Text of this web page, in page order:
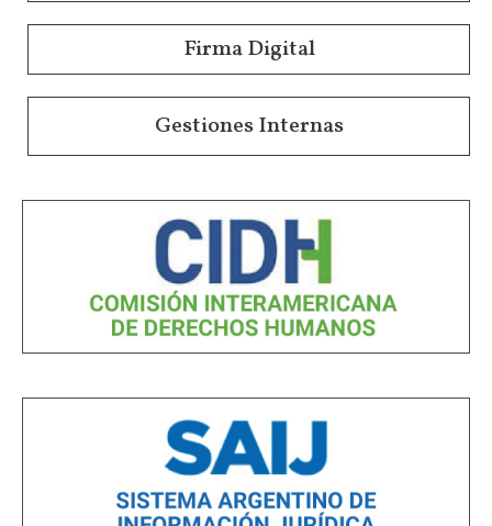
Firma Digital
Gestiones Internas